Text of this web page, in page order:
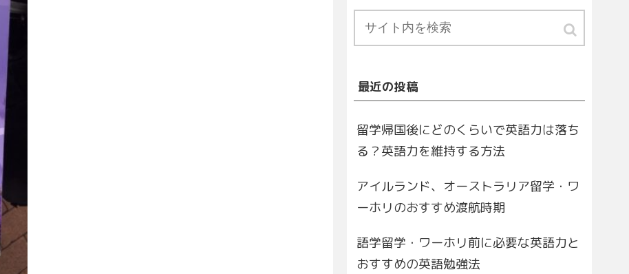
最近の投稿
留学帰国後にどのくらいで英語力は落ち
る？英語力を維持する方法
アイルランド、オーストラリア留学・ワ
ーホリのおすすめ渡航時期
語学留学・ワーホリ前に必要な英語力と
おすすめの英語勉強法